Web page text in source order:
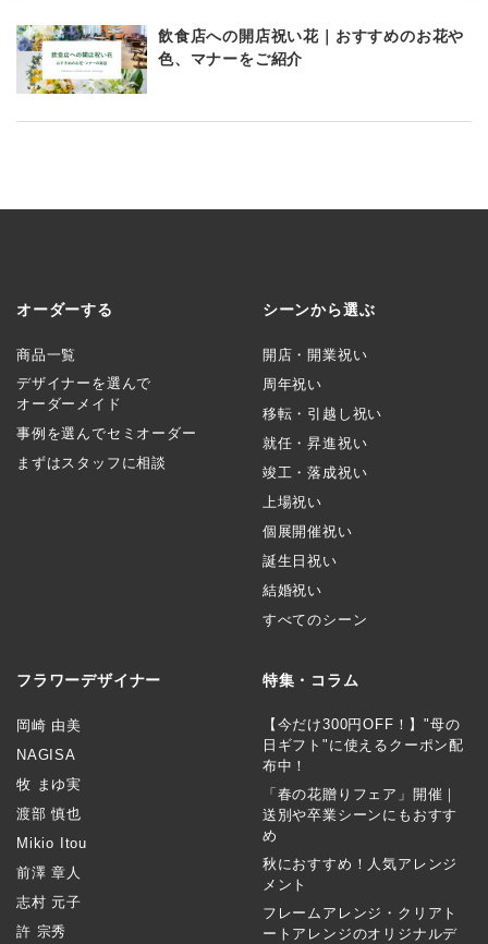
飲食店への開店祝い花｜おすすめのお花や
色、マナーをご紹介
オーダーする
商品一覧
デザイナーを選んで
オーダーメイド
事例を選んでセミオーダー
まずはスタッフに相談
シーンから選ぶ
開店・開業祝い
周年祝い
移転・引越し祝い
就任・昇進祝い
竣工・落成祝い
上場祝い
個展開催祝い
誕生日祝い
結婚祝い
すべてのシーン
フラワーデザイナー
岡崎 由美
NAGISA
牧 まゆ実
渡部 慎也
Mikio Itou
前澤 章人
志村 元子
許 宗秀
特集・コラム
【今だけ300円OFF！】"母の
日ギフト"に使えるクーポン配
布中！
「春の花贈りフェア」開催｜
送別や卒業シーンにもおすす
め
秋におすすめ！人気アレンジ
メント
フレームアレンジ・クリアト
ートアレンジのオリジナルデ